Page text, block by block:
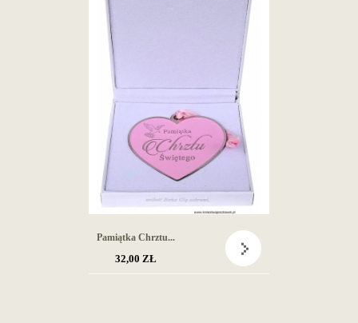
Pamiątka Chrztu...
32,00 ZŁ